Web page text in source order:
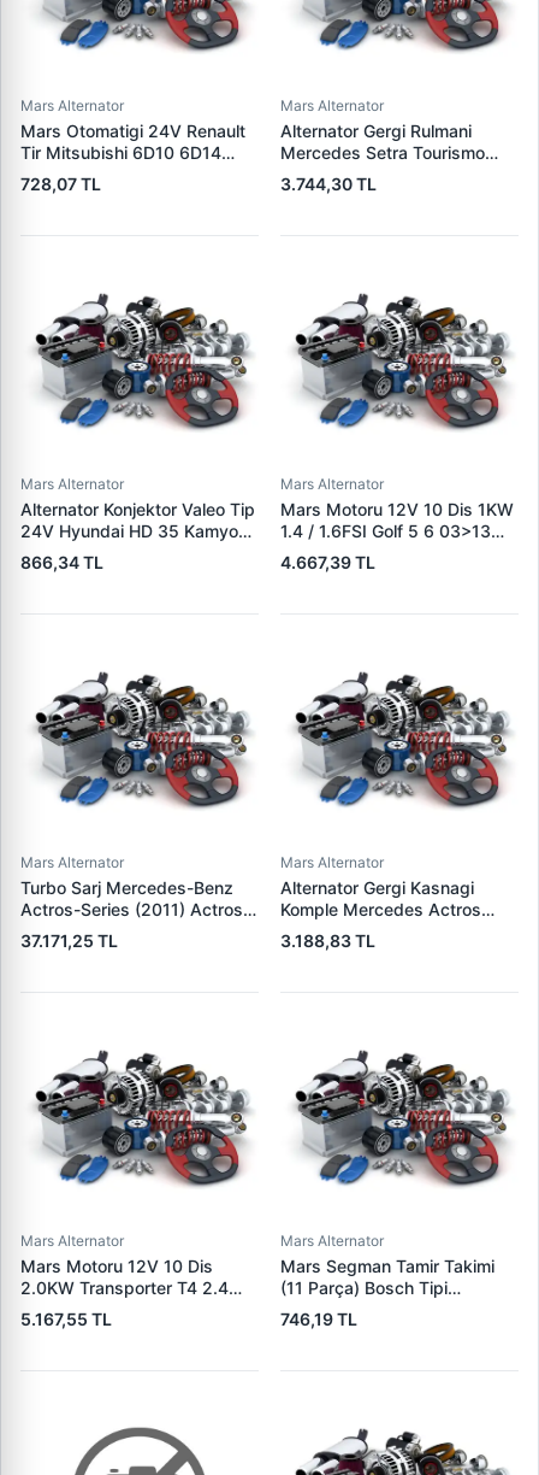
Mars Alternator
Mars Otomatigi 24V Renault
Tir Mitsubishi 6D10 6D14
Motor | DWA 39105 | OEM
M371X20171
728,07 TL
Mars Alternator
Alternator Gergi Rulmani
Mercedes Setra Tourismo
Travego 0 350 99> | SKF
VKMCV 51012 | OEM
9062001870
3.744,30 TL
Mars Alternator
Alternator Konjektor Valeo Tip
24V Hyundai HD 35 Kamyon
Is Makinesi Mitsubishi (L,R) |
GENON GNR-V401H | OEM
866,34 TL
Mars Alternator
Mars Motoru 12V 10 Dis 1KW
1.4 / 1.6FSI Golf 5 6 03>13
Jetta 3 06>14 Polo 02> A1
11>14 A3 04>08 Altea 07>13
CARGO F032114034 | OEM
4.667,39 TL
Mars Alternator
Turbo Sarj Mercedes-Benz
Actros-Series (2011) Actros
2048 Ls | NISSENS 93826 |
OEM 4710903480
37.171,25 TL
Mars Alternator
Alternator Gergi Kasnagi
Komple Mercedes Actros
Axor 03> (OM541940) | SKF
VKMCV 51005 | OEM
3.188,83 TL
Mars Alternator
Mars Motoru 12V 10 Dis
2.0KW Transporter T4 2.4
2.5TDI 91>04 (Bosch Type) |
CARGO F032113387 | OEM
02B911023B
5.167,55 TL
Mars Alternator
Mars Segman Tamir Takimi
(11 Parça) Bosch Tipi
Mercedes Kamyon | KLF
111967
746,19 TL